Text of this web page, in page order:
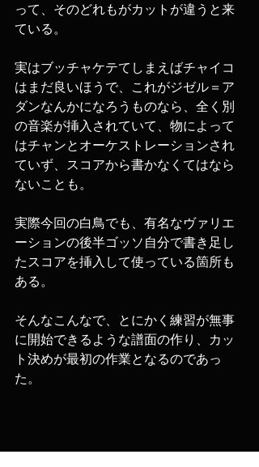
って、そのどれもがカットが違うと来
ている。
実はブッチャケテてしまえばチャイコ
はまだ良いほうで、これがジゼル＝ア
ダンなんかになろうものなら、全く別
の音楽が挿入されていて、物によって
はチャンとオーケストレーションされ
ていず、スコアから書かなくてはなら
ないことも。
実際今回の白鳥でも、有名なヴァリエ
ーションの後半ゴッソ自分で書き足し
たスコアを挿入して使っている箇所も
ある。
そんなこんなで、とにかく練習が無事
に開始できるような譜面の作り、カッ
ト決めが最初の作業となるのであっ
た。